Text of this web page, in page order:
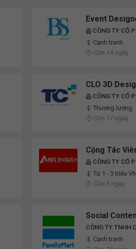
Event
CÔNG TY CỔ
Cạnh tranh
Còn 14 ngày
CLO 3D
CÔNG TY CỔ
Thương lượng
Còn 17 ngày
Cộng Tác
CÔNG TY CỔ
Từ 1 - 3 triệu
Còn 5 ngày
Social
CÔNG TY TNHH
Cạnh tranh